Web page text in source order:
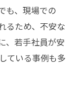
も、現場での
るため、不安な
、若手社員が安
ている事例も多